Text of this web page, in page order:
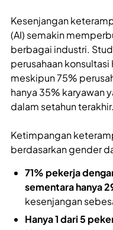
Kesenjangan
(AI) semakin
berbagai industri.
perusahaan
meskipun 75%
hanya 35% karyawan
dalam setahun terakhir.
Ketimpangan
berdasarkan gender
71% pekerja
sementara hanya
kesenjangan
Hanya 1 dari 5